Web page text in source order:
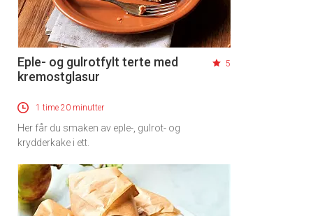
Eple- og gulrotfylt terte med
kremostglasur
5
1 time 20 minutter
Her får du smaken av eple-, gulrot- og
krydderkake i ett.